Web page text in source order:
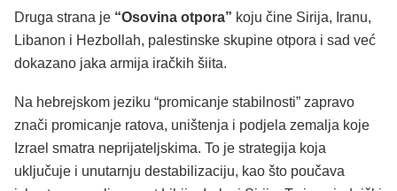
Druga strana je “Osovina otpora” koju čine Sirija, Iranu,
Libanon i Hezbollah, palestinske skupine otpora i sad već
dokazano jaka armija iračkih šiita.
Na hebrejskom jeziku “promicanje stabilnosti” zapravo
znači promicanje ratova, uništenja i podjela zemalja koje
Izrael smatra neprijateljskima. To je strategija koja
uključuje i unutarnju destabilizaciju, kao što poučava